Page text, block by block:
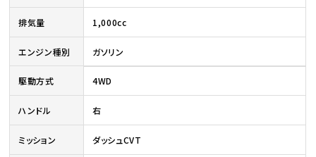
排気量 1,000cc
エンジン種別 ガソリン
駆動方式 4WD
ハンドル 右
ミッション ダッシュCVT